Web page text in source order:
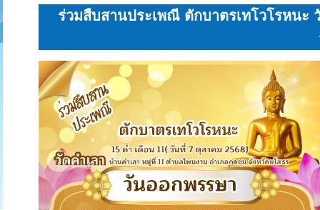
ร่วมสืบสานประเพณี ตักบาตรเทโวโรหนะ